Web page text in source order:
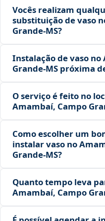
Vocês realizam
substituição de vaso
Grande‑MS?
Instalação de vaso
Grande‑MS próxima
O serviço é feito no
Amambaí, Campo
Como escolher um
instalar vaso no
Grande‑MS?
Quanto tempo leva
Amambaí, Campo